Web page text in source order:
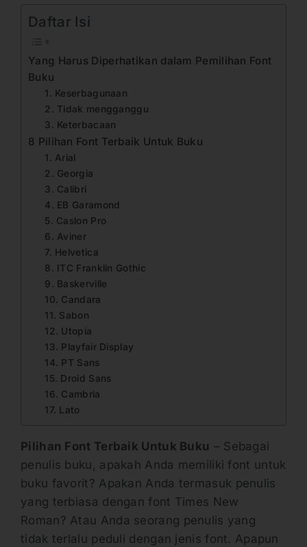
Daftar Isi
Yang Harus Diperhatikan dalam Pemilihan Font
Buku
1. Keserbagunaan
2. Tidak mengganggu
3. Keterbacaan
8 Pilihan Font Terbaik Untuk Buku
1. Arial
2. Georgia
3. Calibri
4. EB Garamond
5. Caslon Pro
6. Aviner
7. Helvetica
8. ITC Franklin Gothic
9. Baskerville
10. Candara
11. Sabon
12. Utopia
13. Playfair Display
14. PT Sans
15. Droid Sans
16. Cambria
17. Lato
Pilihan Font Terbaik Untuk Buku – Sebagai
penulis buku, apakah Anda memiliki font untuk
buku favorit? Apakan Anda termasuk penulis
yang terbiasa dengan font Times New
Roman? Atau Anda seorang penulis yang
tidak terlalu peduli dengan jenis font. Apapun